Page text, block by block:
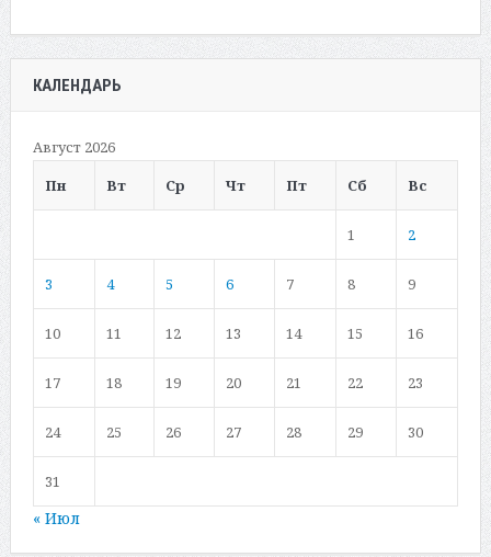
КАЛЕНДАРЬ
Август 2026
Пн
Вт Ср Чт Пт Сб Вс
1 2
3 4 5 6 7 8 9
10 11 12 13 14 15 16
17 18 19 20 21 22 23
24 25 26 27 28 29 30
31
« Июл